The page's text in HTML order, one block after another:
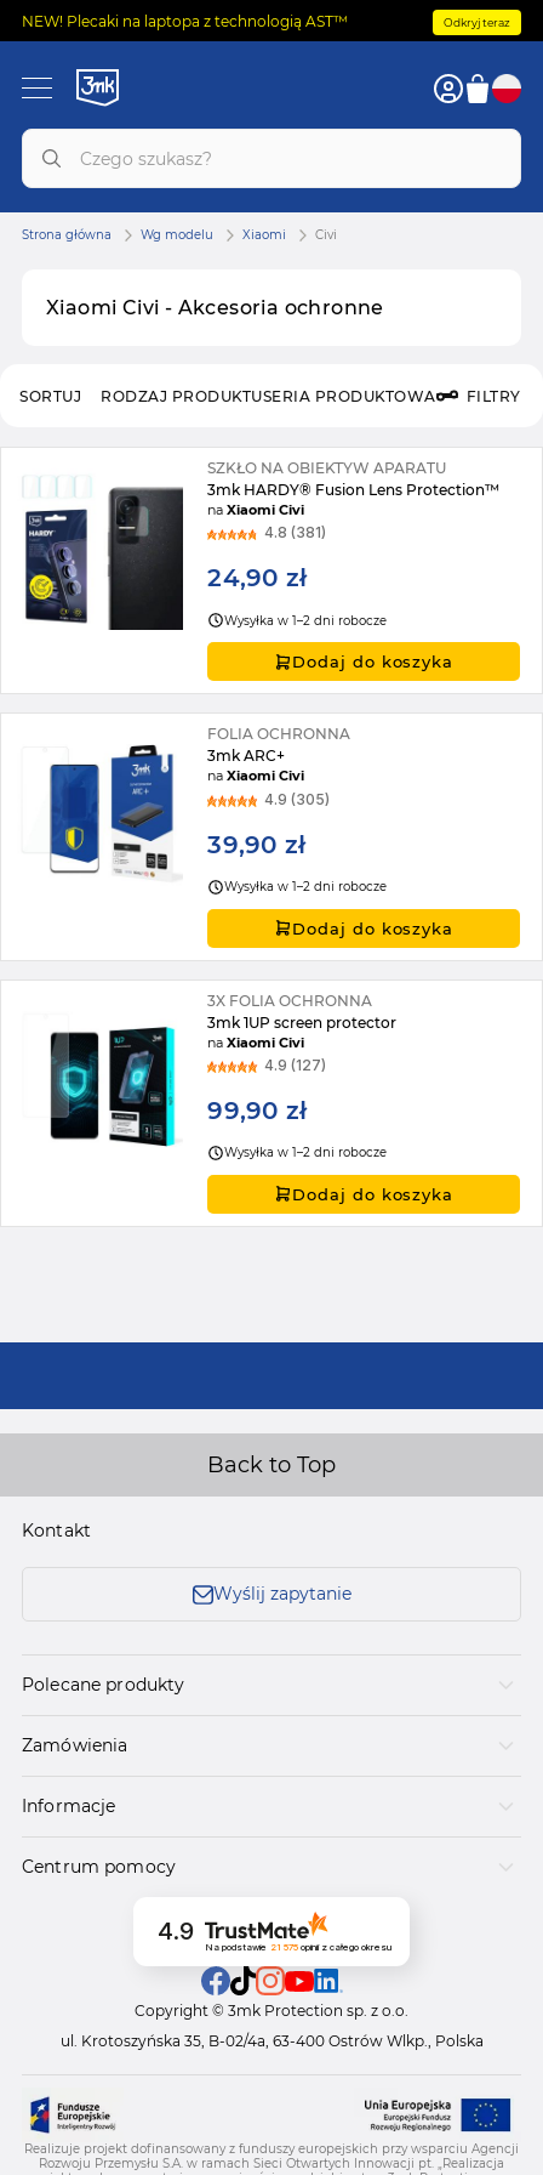
NEW! Plecaki na laptopa z technologią AST™ Odkryj teraz
Xiaomi Civi - Akcesoria ochronne
Strona główna Wg modelu Xiaomi Civi
RODZAJ PRODUKTUSERIA PRODUKTOWA FILTRY
SORTUJ
SZKŁO NA OBIEKTYW APARATU
3mk HARDY® Fusion Lens Protection™
naXiaomi Civi
4.8 (381)
24,90 zł
Wysyłka w 1–2 dni robocze
Dodaj do koszyka
FOLIA OCHRONNA
3mk ARC+
naXiaomi Civi
4.9 (305)
39,90 zł
Wysyłka w 1–2 dni robocze
Dodaj do koszyka
3X FOLIA OCHRONNA
3mk 1UP screen protector
naXiaomi Civi
4.9 (127)
99,90 zł
Wysyłka w 1–2 dni robocze
Dodaj do koszyka
Back to Top
Kontakt
Wyślij zapytanie
Polecane produkty
Zamówienia
Informacje
Centrum pomocy
4.9
Na podstawie 21 575opinii z całego okresu
Copyright © 3mk Protection sp. z o.o.
ul. Krotoszyńska 35, B-02/4a, 63-400 Ostrów Wlkp., Polska
Realizuje projekt dofinansowany z funduszy europejskich przy wsparciu Agencji
Rozwoju Przemysłu S.A. w ramach Sieci Otwartych Innowacji pt. „Realizacja